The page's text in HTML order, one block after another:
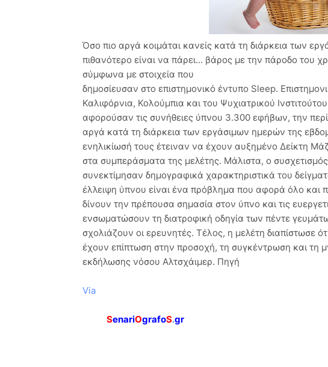
Όσο πιο αργά κοιμάται κανείς κατά τη διάρκεια των
πιθανότερο είναι να πάρει... βάρος με την πάροδο του
σύμφωνα με στοιχεία που
δημοσίευσαν στο επιστημονικό έντυπο Sleep.
Καλιφόρνια, Κολούμπια και του Ψυχιατρικού
αφορούσαν τις συνήθειες ύπνου 3.300 εφήβων, την
αργά κατά τη διάρκεια των εργάσιμων ημερών της
ενηλικίωσή τους έτειναν να έχουν αυξημένο Δείκτη
στα συμπεράσματα της μελέτης. Μάλιστα, ο
συνεκτίμησαν δημογραφικά χαρακτηριστικά του
έλλειψη ύπνου είναι ένα πρόβλημα που αφορά όλο και
δίνουν την πρέπουσα σημασία στον ύπνο και τις
ενσωματώσουν τη διατροφική οδηγία των πέντε
σχολιάζουν οι ερευνητές. Τέλος, η μελέτη διαπίστωσε
έχουν επίπτωση στην προσοχή, τη συγκέντρωση και τη
εκδήλωσης νόσου Αλτσχάιμερ. Πηγή
Via
SenariOgrafoS.gr